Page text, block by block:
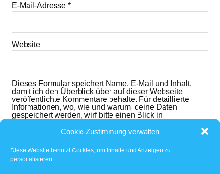
Cookie-Zustimmung verwalten
Diese Website benutzt Cookies, um Inhalte und Anzeigen zu
personalisieren.
E-Mail-Adresse *
Website
Dieses Formular speichert Name, E-Mail und Inhalt,
damit ich den Überblick über auf dieser Webseite
veröffentlichte Kommentare behalte. Für detaillierte
Informationen, wo, wie und warum deine Daten
gespeichert werden, wirf bitte einen Blick in
Button nimmst du diese zur Kenntnis und akzeptierst
Ich habe die Datenschutzerklärung
gelesen und
akzeptiert.*